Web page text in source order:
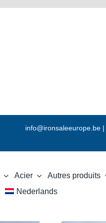
info@ironsaleeurope.be|
Acier Autres produits
Nederlands